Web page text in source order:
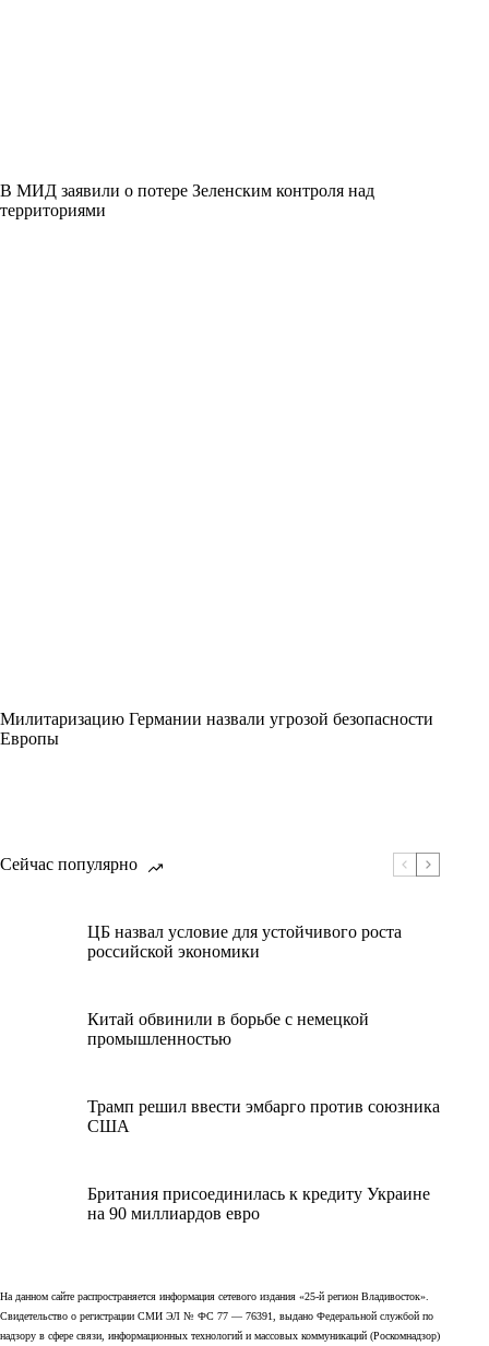
В МИД заявили о потере Зеленским контроля над
территориями
Милитаризацию Германии назвали угрозой безопасности
Европы
Сейчас популярно
ЦБ назвал условие для устойчивого роста
российской экономики
Китай обвинили в борьбе с немецкой
промышленностью
Трамп решил ввести эмбарго против союзника
США
Британия присоединилась к кредиту Украине
на 90 миллиардов евро
На данном сайте распространяется информация сетевого издания «25-й регион Владивосток».
Свидетельство о регистрации СМИ ЭЛ № ФС 77 — 76391, выдано Федеральной службой по
надзору в сфере связи, информационных технологий и массовых коммуникаций (Роскомнадзор)